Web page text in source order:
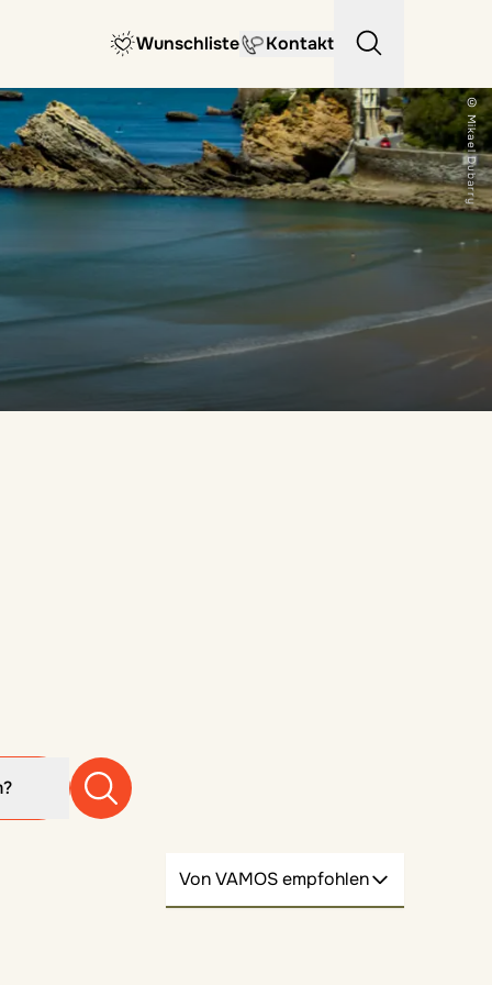
Wunschliste Kontakt
© Mikael Dubarry
Von VAMOS empfohlen